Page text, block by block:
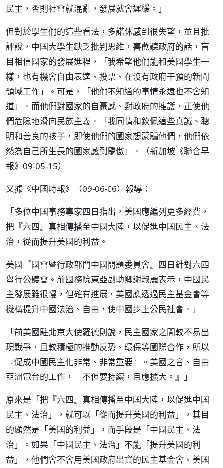
民主，否則社會就混亂，發展就會遲緩。」
但對於學生們的這些看法，多諾休感到很失望，並且批
評說，中國大學生缺乏批判思維，喜歡聽政府的話，盲
目相信國家的發展進程，「我希望他們能和美國學生一
樣，也有機會自由表達、投票、在沒有政府干預的新聞
領域工作」。可是，「他們不知道的事情永遠也不會知
道」。而他們對國家的自豪感、對政府的擁護，正使他
們危險地滑向民族主義。「我同情和欽佩這些真誠、聰
明和善良的孩子，即使他們的國家想蒙騙他們，他們依
然為自己所生長的國家感到驕傲」。（新加坡《聯合早
報》09-05-15）
又據《中國時報》（09-06-06）報導：
「多位中國事務專家四日指出，美國應編列更多經費，
把『六四』真相傳播至中國大陸，以促進中國民主、法
治，從而提升美國的利益。
美國『國會暨行政部門中國問題委員會』四日針對六四
舉行公聽會。前國務院東亞副助卿謝淑麗表示，中國民
主發展雖很慢，但確有進展，美國應透過民主基金會等
機構提升中國法治、自由，使中國步上公民社會。」
「前美國駐北京大使羅德則說，民主國家之間較不易出
現戰爭，且較積極的推動反恐、環保等國際合作，所以
『促成中國民主化非常、非常重要』。美國之音、自由
亞洲電台的工作，『不但要持續，且應擴大。』」
原來是「把『六四』真相傳播至中國大陸，以促進中國
民主、法治」，就可以「從而提升美國的利益」，其目
的顯然是「美國的利益」，而手段是「中國民主、法
治」。如果「中國民主、法治」不能「提升美國的利
益」，他們會不會用美國政府出資的民主基金會、美國